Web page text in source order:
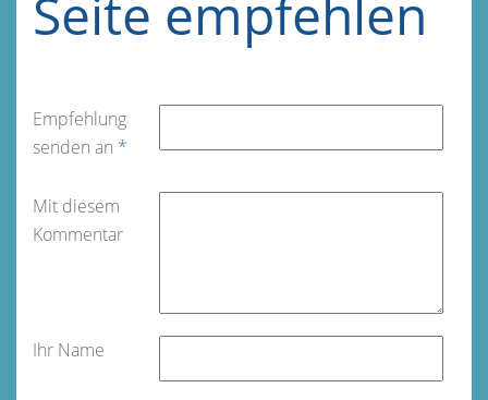
Seite empfehlen
Empfehlung
senden an *
Mit diesem
Kommentar
Ihr Name